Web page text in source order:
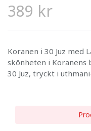
389 kr
Koranen i 30 Juz med
skönheten i Koranens
30 Juz, tryckt i